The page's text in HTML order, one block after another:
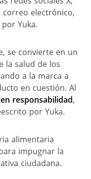
correo electrónico,
Yuka.
se convierte en un
la salud de los
a la marca a
en cuestión. Al
responsabilidad,
por Yuka.
alimentaria
impugnar la
ciudadana.